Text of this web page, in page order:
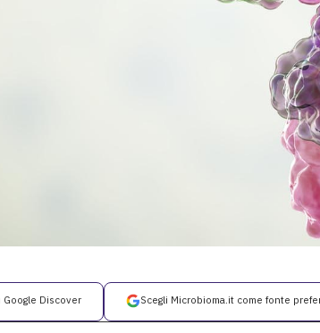
Google Discover Scegli Microbioma.it come fonte